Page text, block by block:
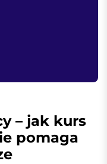
– jak kurs
pomaga